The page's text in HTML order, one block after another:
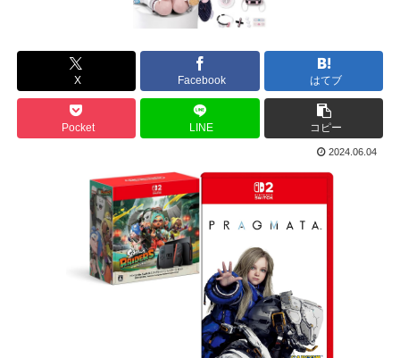
X Facebook はてブ
Pocket LINE コピー
2024.06.04